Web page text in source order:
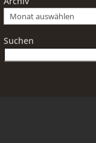
Suchen